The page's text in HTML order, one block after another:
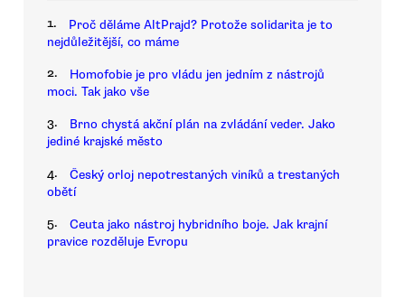
1.
Proč děláme AltPrajd? Protože solidarita je to
nejdůležitější, co máme
2.
Homofobie je pro vládu jen jedním z nástrojů
moci. Tak jako vše
3.
Brno chystá akční plán na zvládání veder. Jako
jediné krajské město
4.
Český orloj nepotrestaných viníků a trestaných
obětí
5.
Ceuta jako nástroj hybridního boje. Jak krajní
pravice rozděluje Evropu